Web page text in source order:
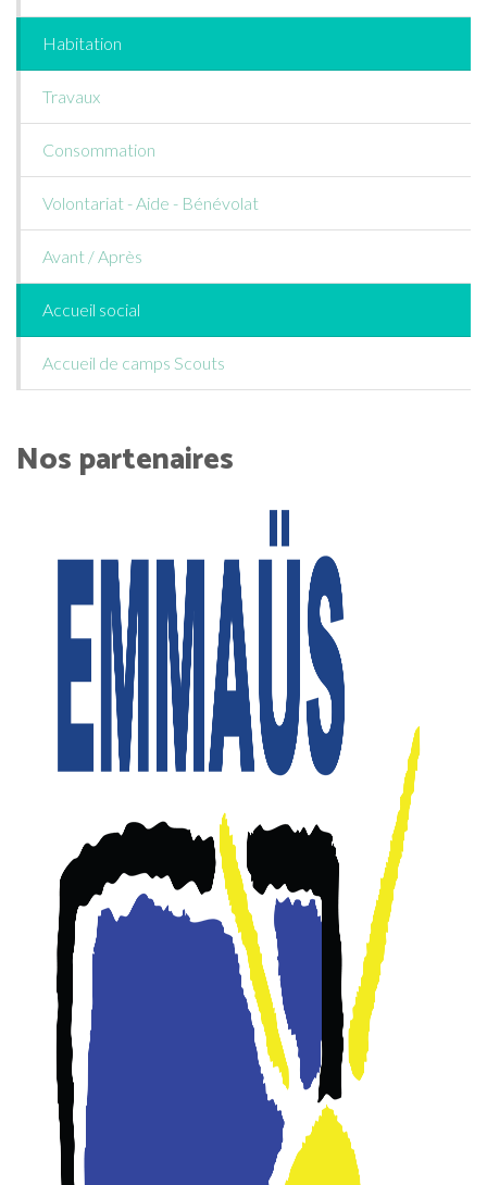
Habitation
Travaux
Consommation
Volontariat - Aide - Bénévolat
Avant / Après
Accueil social
Accueil de camps Scouts
Nos partenaires